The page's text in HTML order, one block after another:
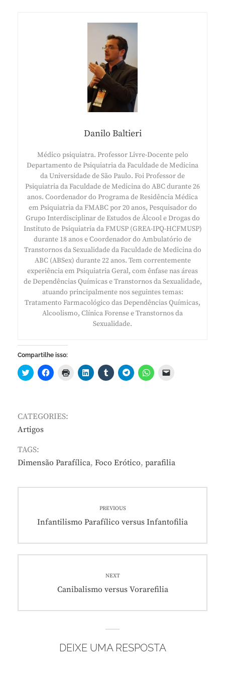
Danilo Baltieri
Médico psiquiatra. Professor Livre-Docente pelo
Departamento de Psiquiatria da Faculdade de Medicina
da Universidade de São Paulo. Foi Professor de
Psiquiatria da Faculdade de Medicina do ABC durante 26
anos. Coordenador do Programa de Residência Médica
em Psiquiatria da FMABC por 20 anos, Pesquisador do
Grupo Interdisciplinar de Estudos de Álcool e Drogas do
Instituto de Psiquiatria da FMUSP (GREA-IPQ-HCFMUSP)
durante 18 anos e Coordenador do Ambulatório de
Transtornos da Sexualidade da Faculdade de Medicina do
ABC (ABSex) durante 22 anos. Tem correntemente
experiência em Psiquiatria Geral, com ênfase nas áreas
de Dependências Químicas e Transtornos da Sexualidade,
atuando principalmente nos seguintes temas:
Tratamento Farmacológico das Dependências Químicas,
Alcoolismo, Clínica Forense e Transtornos da
Sexualidade.
Compartilhe isso:
CATEGORIES:
Artigos
TAGS:
Dimensão Parafílica, Foco Erótico, parafilia
Post
PREVIOUS
Previous
Infantilismo Parafílico versus Infantofilia
NEXT
Next
Canibalismo versus Vorarefilia
DEIXE UMA RESPOSTA